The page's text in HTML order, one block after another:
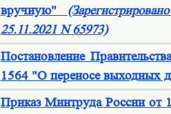
вручную"
25.11.2021 N 65973)
Постановление
1564 "О переносе выходных
Приказ Минтруда России